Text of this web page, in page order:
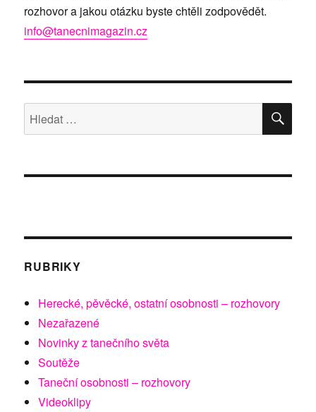
rozhovor a jakou otázku byste chtěli zodpovědět.
info@tanecnimagazin.cz
Hledat:
RUBRIKY
Herecké, pěvěcké, ostatní osobnosti – rozhovory
Nezařazené
Novinky z tanečního světa
Soutěže
Taneční osobnosti – rozhovory
Videoklipy